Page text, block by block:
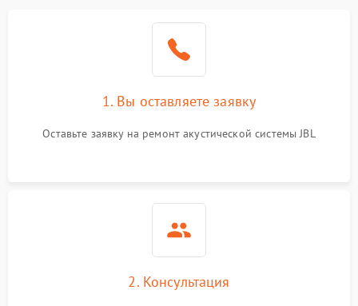
1. Вы оставляете заявку
Оставьте заявку на ремонт акустической системы JBL
2. Консультация